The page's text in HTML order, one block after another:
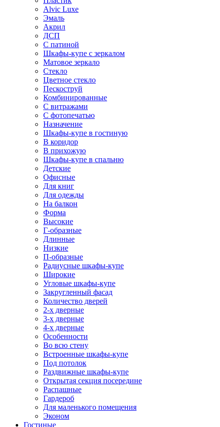
Alvic Luxe
Эмаль
Акрил
ДСП
С патиной
Шкафы-купе с зеркалом
Матовое зеркало
Стекло
Цветное стекло
Пескоструй
Комбинированные
С витражами
С фотопечатью
Назначение
Шкафы-купе в гостиную
В коридор
В прихожую
Шкафы-купе в спальню
Детские
Офисные
Для книг
Для одежды
На балкон
Форма
Высокие
Г-образные
Длинные
Низкие
П-образные
Радиусные шкафы-купе
Широкие
Угловые шкафы-купе
Закругленный фасад
Количество дверей
2-х дверные
3-х дверные
4-х дверные
Особенности
Во всю стену
Встроенные шкафы-купе
Под потолок
Раздвижные шкафы-купе
Открытая секция посередине
Распашные
Гардероб
Для маленького помещения
Эконом
Гостиные